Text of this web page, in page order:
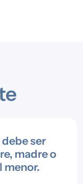
ser
madre o
menor.